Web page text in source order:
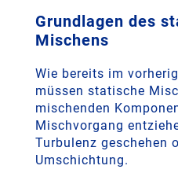
Grundlagen des
Mischens
Wie bereits im
müssen statische
mischenden
Mischvorgang
Turbulenz geschehen
Umschichtung.